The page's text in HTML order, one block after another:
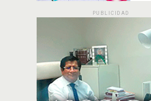
PUBLICIDAD